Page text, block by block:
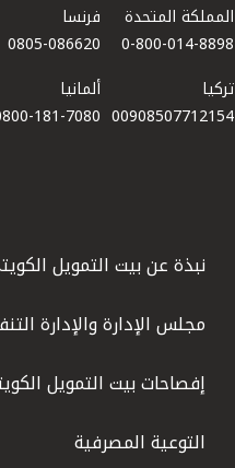
المملكة المتحدة
0-800-014-8898
فرنسا
0805-086620
تركيا
00908507712154​
ألمانيا
181-7080
نبذة عن بيت التمويل
مجلس الإدارة والإدارة
إفصاحات بيت التمويل
التوعية المصرفية